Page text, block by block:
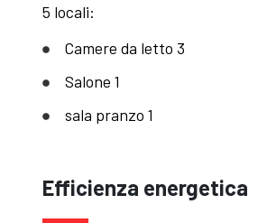
5 locali:
Camere da letto 3
Salone 1
sala pranzo 1
Efficienza energetica